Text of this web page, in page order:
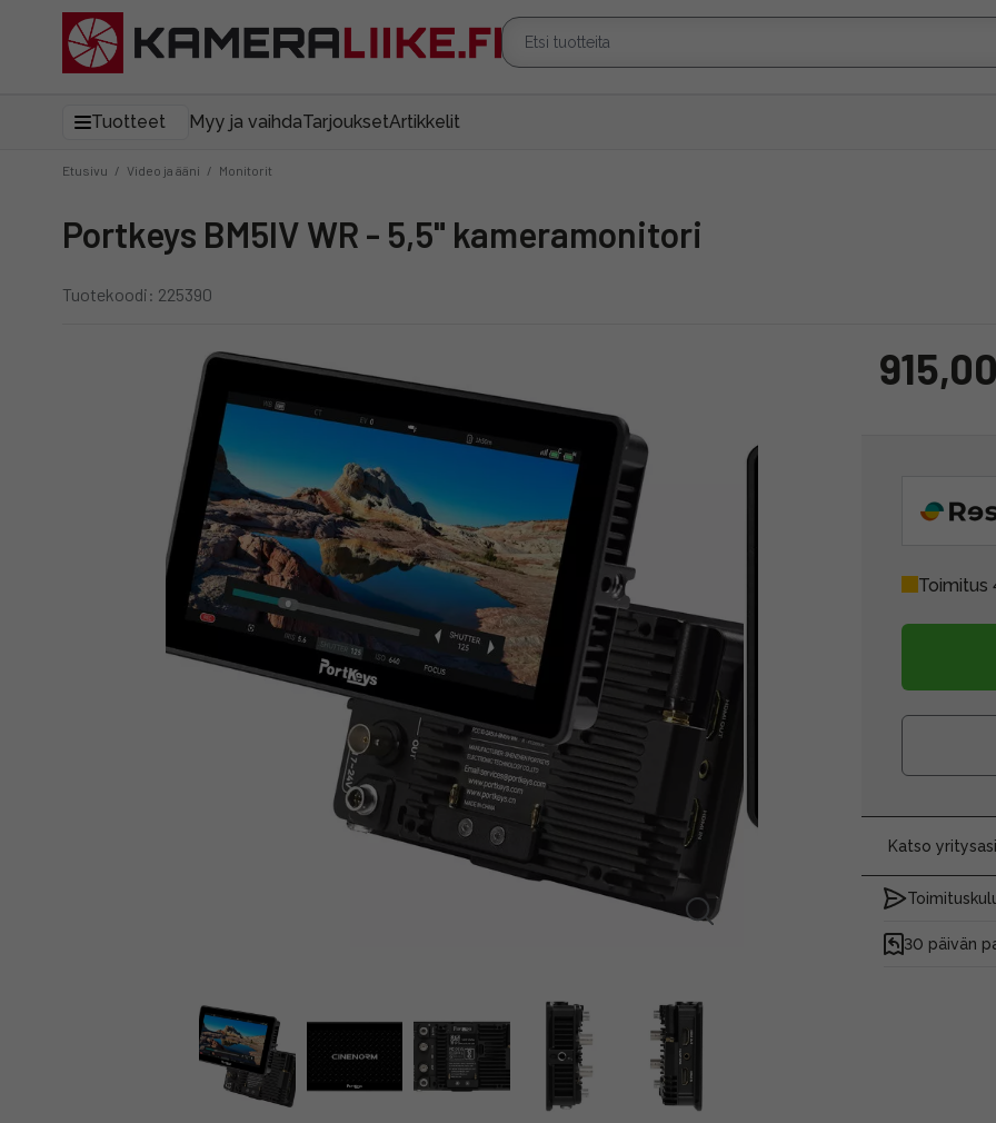
Tuotteet Myy ja vaihdaTarjouksetArtikkelit
Etusivu / Video ja ääni / Monitorit
Portkeys BM5IV WR - 5,5" kameramonitori
Tuotekoodi: 225390
Toimitus
Katso
30 päivän